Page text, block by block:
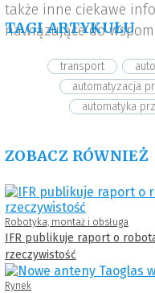
także inne ciekawe
nawiązujące do
TAGI ARTYKUŁU
transport
automatyzacja
automatyka
ZOBACZ RÓWNIEŻ
Robotyka, montaż i obsługa
IFR publikuje raport o
rzeczywistość
Rynek